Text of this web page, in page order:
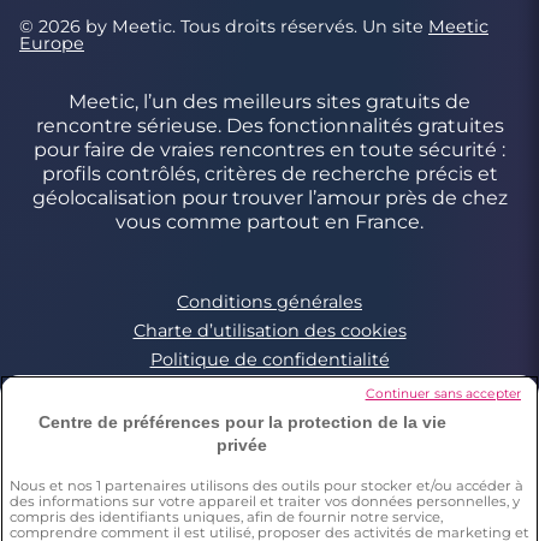
© 2026 by Meetic. Tous droits réservés. Un site Meetic
Europe
Meetic, l’un des meilleurs sites gratuits de
rencontre sérieuse. Des fonctionnalités gratuites
pour faire de vraies rencontres en toute sécurité :
profils contrôlés, critères de recherche précis et
géolocalisation pour trouver l’amour près de chez
vous comme partout en France.
Conditions générales
Charte d’utilisation des cookies
Politique de confidentialité
Conditions Générales applicables aux Events
Signaler un contenu illégal
*Estimation du nombre de personnes ayant déjà fait une
rencontre sur Meetic en France, Italie et Espagne. Chiffre obtenu
par l’extrapolation des résultats d’une enquête réalisée par
Centre de préférences pour la protection de la vie
privée
Nous et nos 1 partenaires utilisons des outils pour stocker et/ou accéder à
des informations sur votre appareil et traiter vos données personnelles, y
compris des identifiants uniques, afin de fournir notre service,
comprendre comment il est utilisé, proposer des activités de marketing et
Continuer sans accepter